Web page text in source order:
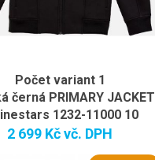
Počet variant 1
černá PRIMARY JACKET
1232-11000 10
2 699 Kčvč. DPH